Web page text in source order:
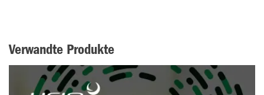
Verwandte Produkte